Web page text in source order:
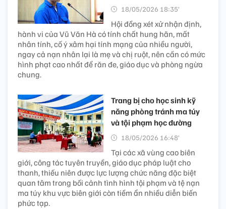
18/05/2026 18:35’
Hội đồng xét xử nhận định,
hành vi của Vũ Văn Hà có tính chất hung hãn, mất
nhân tính, cố ý xâm hại tính mạng của nhiều người,
ngay cả nạn nhân lại là mẹ và chị ruột, nên cần có mức
hình phạt cao nhất để răn đe, giáo dục và phòng ngừa
chung.
Trang bị cho học sinh kỹ
năng phòng tránh ma túy
và tội phạm học đường
18/05/2026 16:48’
Tại các xã vùng cao biên
giới, công tác tuyên truyền, giáo dục pháp luật cho
thanh, thiếu niên được lực lượng chức năng đặc biệt
quan tâm trong bối cảnh tình hình tội phạm và tệ nạn
ma túy khu vực biên giới còn tiềm ẩn nhiều diễn biến
phức tạp.